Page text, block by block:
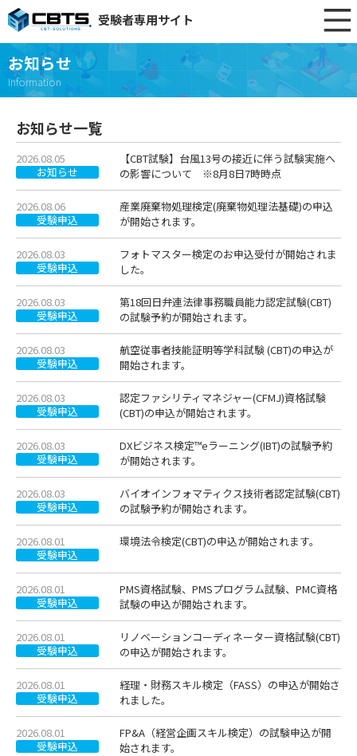
受験者専用サイト
お知らせ
Information
お知らせ一覧
2026.08.05
お知らせ
【CBT試験】台風13号の接近に伴う試験実施へ
の影響について ※8月8日7時時点
2026.08.06
受験申込
産業廃棄物処理検定(廃棄物処理法基礎)の申込
が開始されます。
2026.08.03
受験申込
フォトマスター検定のお申込受付が開始されま
した。
2026.08.03
受験申込
第18回日弁連法律事務職員能力認定試験(CBT)
の試験予約が開始されます。
2026.08.03
受験申込
航空従事者技能証明等学科試験 (CBT)の申込が
開始されます。
2026.08.03
受験申込
認定ファシリティマネジャー(CFMJ)資格試験
(CBT)の申込が開始されます。
2026.08.03
受験申込
DXビジネス検定™eラーニング(IBT)の試験予約
が開始されます。
2026.08.03
受験申込
バイオインフォマティクス技術者認定試験(CBT)
の試験予約が開始されます。
2026.08.01
受験申込
環境法令検定(CBT)の申込が開始されます。
2026.08.01
受験申込
PMS資格試験、PMSプログラム試験、PMC資格
試験の申込が開始されます。
2026.08.01
受験申込
リノベーションコーディネーター資格試験(CBT)
の申込が開始されます。
2026.08.01
受験申込
経理・財務スキル検定（FASS）の申込が開始さ
れました。
2026.08.01
受験申込
FP&A（経営企画スキル検定）の試験申込が開
始されます。